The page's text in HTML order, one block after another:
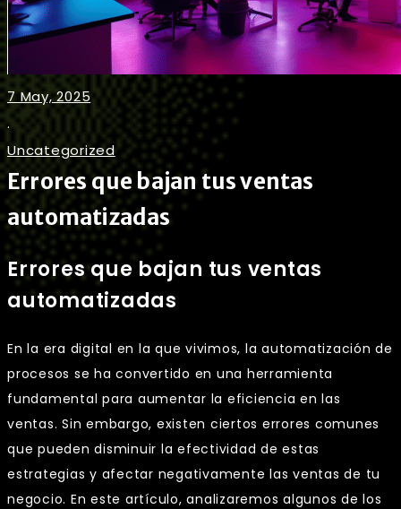
7 May, 2025
.
Uncategorized
Errores que bajan tus ventas
automatizadas
Errores que bajan tus ventas
automatizadas
En la era digital en la que vivimos, la automatización de
procesos se ha convertido en una herramienta
fundamental para aumentar la eficiencia en las
ventas. Sin embargo, existen ciertos errores comunes
que pueden disminuir la efectividad de estas
estrategias y afectar negativamente las ventas de tu
negocio. En este artículo, analizaremos algunos de los